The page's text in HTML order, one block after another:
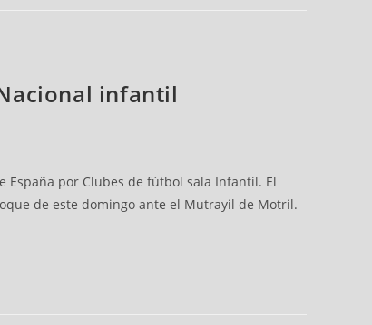
infantil
España por Clubes de fútbol sala Infantil. El
de este domingo ante el Mutrayil de Motril.